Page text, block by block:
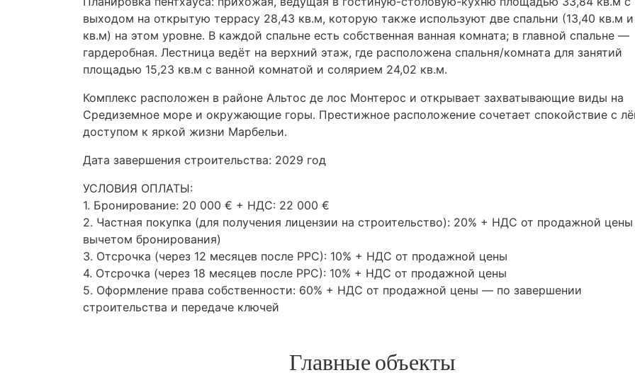
выходом на открытую террасу 28,43 кв.м, которую также используют две спальни (13,40 кв.м
кв.м) на этом уровне. В каждой спальне есть собственная ванная комната; в главной спальне —
гардеробная. Лестница ведёт на верхний этаж, где расположена спальня/комната для занятий
площадью 15,23 кв.м с ванной комнатой и солярием 24,02 кв.м.
Комплекс расположен в районе Альтос де лос Монтерос и открывает захватывающие виды на
Средиземное море и окружающие горы. Престижное расположение сочетает спокойствие с
доступом к яркой жизни Марбельи.
Дата завершения строительства: 2029 год
УСЛОВИЯ ОПЛАТЫ:
1. Бронирование: 20 000 € + НДС: 22 000 €
2. Частная покупка (для получения лицензии на строительство): 20% + НДС от продажной цены
вычетом бронирования)
3. Отсрочка (через 12 месяцев после PPC): 10% + НДС от продажной цены
4. Отсрочка (через 18 месяцев после PPC): 10% + НДС от продажной цены
5. Оформление права собственности: 60% + НДС от продажной цены — по завершении
строительства и передаче ключей
Главные объекты